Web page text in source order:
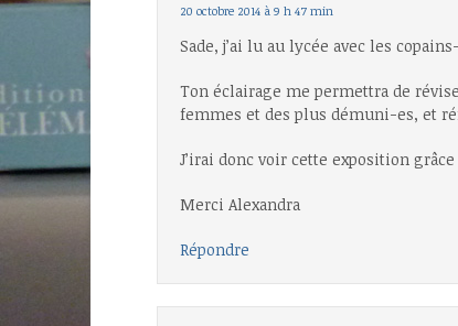
20 octobre 2014 à 9 h 47 min
Sade, j’ai lu au lycée avec les
Ton éclairage me permettra de
femmes et des plus démuni-es, et
J’irai donc voir cette exposition
Merci Alexandra
Répondre